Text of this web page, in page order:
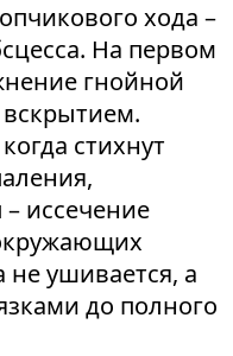
хода –
На первом
гнойной
стихнут
иссечение
ушивается, а
до полного